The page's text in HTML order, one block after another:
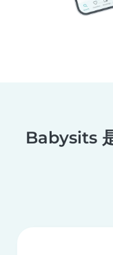
Babysits